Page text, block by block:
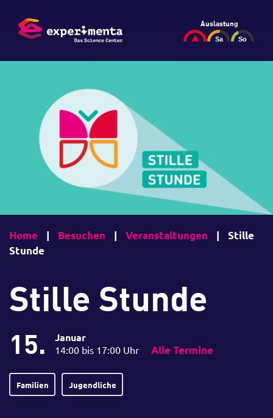
Auslastung
Home | Besuchen | Veranstaltungen |
Stille
Stunde
Stille Stunde
15. Januar
14:00 bis 17:00 Uhr Alle Termine
Familien Jugendliche